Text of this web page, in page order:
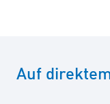
Auf